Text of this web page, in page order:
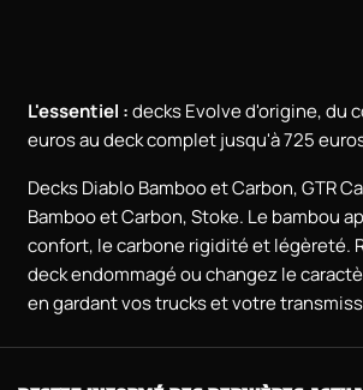
L'essentiel :decks Evolve d'origine, du
euros au deck complet jusqu'à 725
Decks Diablo Bamboo et Carbon, GTR
Bamboo et Carbon, Stoke. Le bambou
confort, le carbone rigidité et légèreté.
deck endommagé ou changez le
en gardant vos trucks et votre